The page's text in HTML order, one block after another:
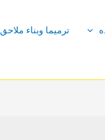
ترميما وبناء ملاحق